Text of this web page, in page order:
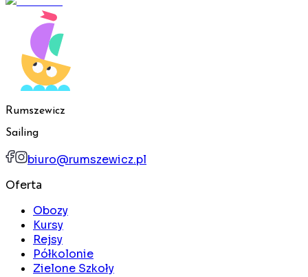
Rumszewicz
Sailing
biuro@rumszewicz.pl
Oferta
Obozy
Kursy
Rejsy
Półkolonie
Zielone Szkoły